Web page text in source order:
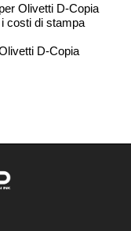
Olivetti D-Copia
costi di stampa
D-Copia